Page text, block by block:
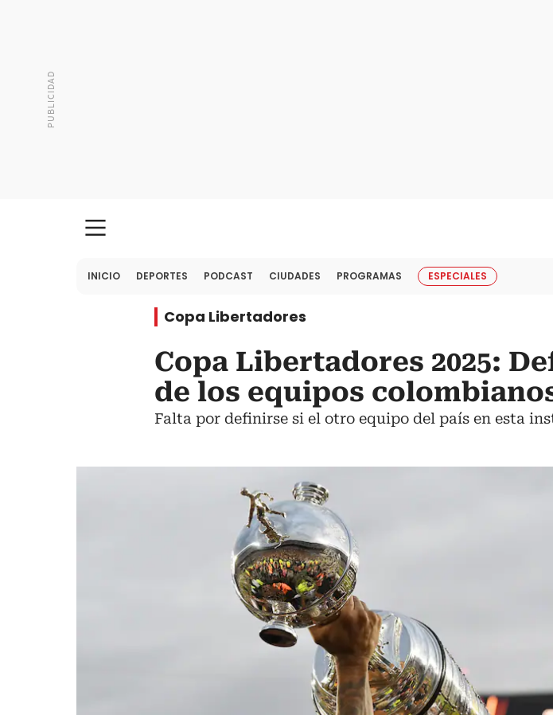
INICIO DEPORTES PODCAST CIUDADES PROGRAMAS ESPECIALES
Copa Libertadores
Copa Libertadores 2025:
de los equipos
Falta por definirse si el otro equipo del país en esta